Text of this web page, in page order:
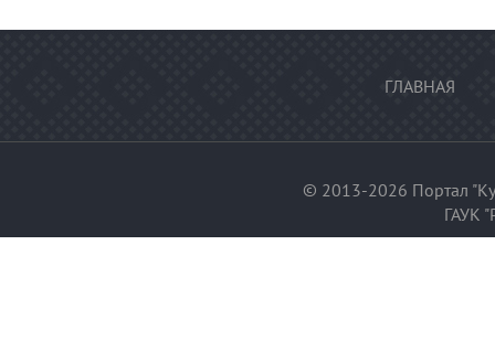
ГЛАВНАЯ
© 2013-2026 Портал
ГАУК